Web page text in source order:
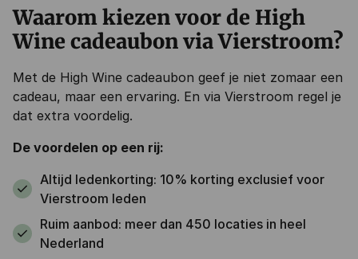
Waarom kiezen voor de High
Wine cadeaubon via Vierstroom?
Met de High Wine cadeaubon geef je niet zomaar een
cadeau, maar een ervaring. En via Vierstroom regel je
dat extra voordelig.
De voordelen op een rij:
Altijd ledenkorting: 10% korting exclusief voor
Vierstroom leden
Ruim aanbod: meer dan 450 locaties in heel
Nederland